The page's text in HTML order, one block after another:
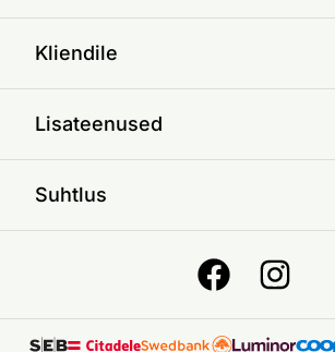
Kliendile
Lisateenused
Suhtlus